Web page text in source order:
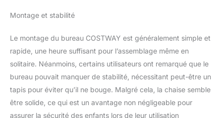
pour faire leurs devoirs,
jouer avec les amis à la
maison et à l'école.
【Assemblage facile】
Avec une instruction
d'étude pour enfants est
Montage et stabilité
Le montage du bureau COSTWAY est généralement simple et
rapide, une heure suffisant pour l’assemblage même en
solitaire. Néanmoins, certains utilisateurs ont remarqué que le
bureau pouvait manquer de stabilité, nécessitant peut-être un
tapis pour éviter qu’il ne bouge. Malgré cela, la chaise semble
être solide, ce qui est un avantage non négligeable pour
assurer la sécurité des enfants lors de leur utilisation